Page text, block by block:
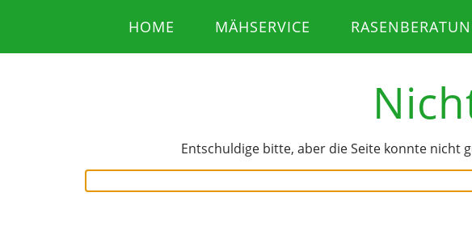
HOME MÄHSERVICE
Entschuldige bitte, aber die Seite konnte nicht